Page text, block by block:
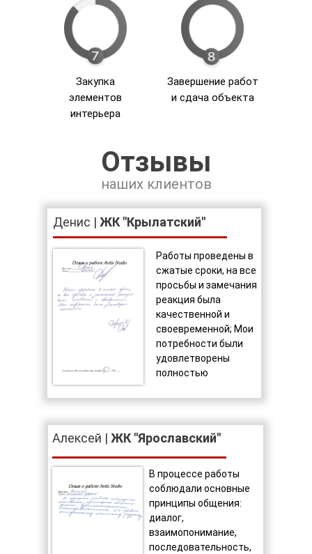
ЖК Дом Карасина цв
44 м²
ЖК Дом Карасина кар
44 дн. 4415 ₽
55 дн. 5515 ₽
Закупка
элементов
интерьера
Завершение работ
и сдача объекта
Отзывы
В процессе работы
соблюдали основные
принципы общения:
диалог,
взаимопонимание,
последовательность,
наших клиентов
Работы проведены в
сжатые сроки, на все
просьбы и замечания
реакция была
качественной и
своевременной; Мои
потребности были
удовлетворены
полностью
Денис | ЖК "Крылатский"
Алексей | ЖК "Ярославский"